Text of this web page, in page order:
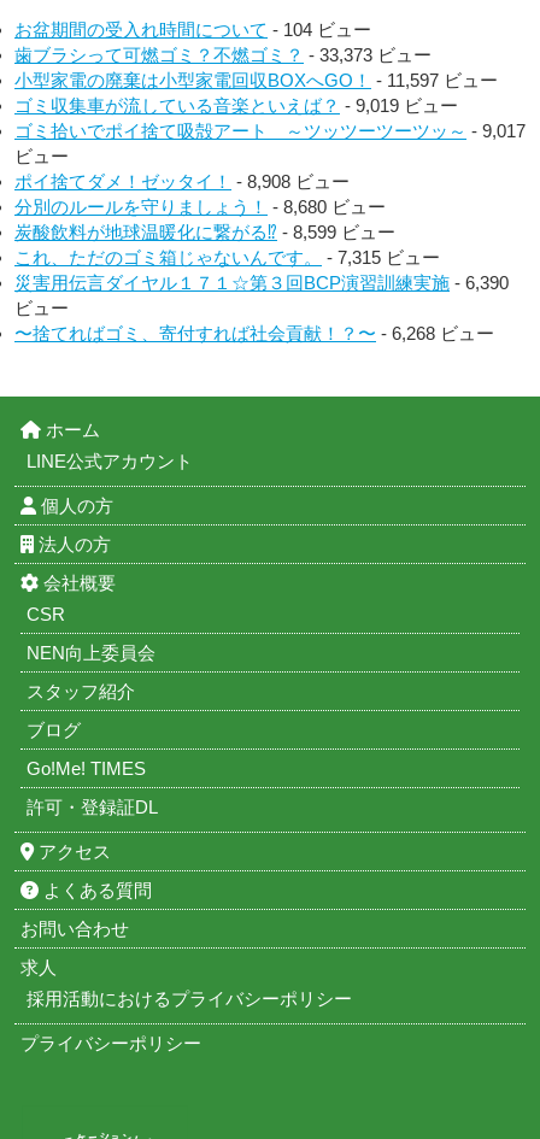
お盆期間の受入れ時間について - 104 ビュー
歯ブラシって可燃ゴミ？不燃ゴミ？ - 33,373 ビュー
小型家電の廃棄は小型家電回収BOXへGO！ - 11,597 ビュー
ゴミ収集車が流している音楽といえば？ - 9,019 ビュー
ゴミ拾いでポイ捨て吸殻アート ～ツッツーツーツッ～ - 9,017
ビュー
ポイ捨てダメ！ゼッタイ！ - 8,908 ビュー
分別のルールを守りましょう！ - 8,680 ビュー
炭酸飲料が地球温暖化に繋がる⁉︎ - 8,599 ビュー
これ、ただのゴミ箱じゃないんです。
- 7,315 ビュー
災害用伝言ダイヤル１７１☆第３回BCP演習訓練実施 - 6,390
ビュー
〜捨てればゴミ、寄付すれば社会貢献！？〜 - 6,268 ビュー
ホーム
LINE公式アカウント
個人の方
法人の方
会社概要
CSR
NEN向上委員会
スタッフ紹介
ブログ
Go!Me! TIMES
許可・登録証DL
アクセス
よくある質問
お問い合わせ
求人
採用活動におけるプライバシーポリシー
プライバシーポリシー